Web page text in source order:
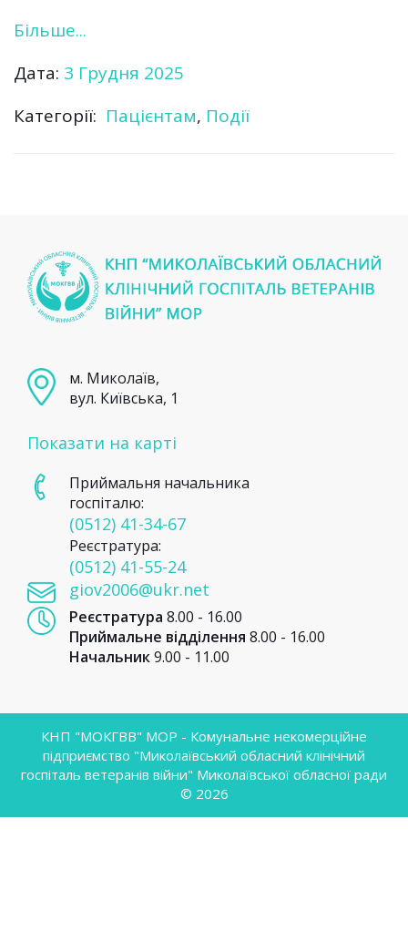
Більше...
Дата: 3 Грудня 2025
Категорії: Пацієнтам, Події
м. Миколаїв,
вул. Київська, 1
Показати на карті
Приймальня начальника
госпіталю:
(0512) 41-34-67
Реєстратура:
(0512) 41-55-24
giov2006@ukr.net
Реєстратура 8.00 - 16.00
Приймальне відділення 8.00 - 16.00
Начальник9.00 - 11.00
КНП "МОКГВВ" МОР - Комунальне некомерційне
підприємство "Миколаївський обласний клінічний
госпіталь ветеранів війни" Миколаївської обласної ради
© 2026